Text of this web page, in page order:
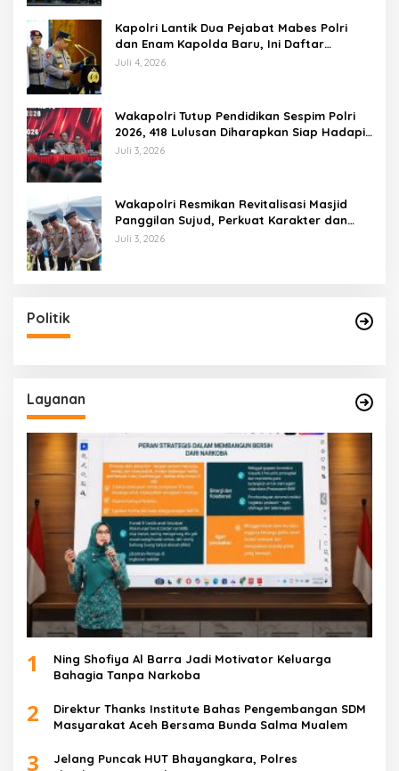
Kapolri Lantik Dua Pejabat Mabes Polri
dan Enam Kapolda Baru, Ini Daftar
Lengkapnya
Juli 4, 2026
Wakapolri Tutup Pendidikan Sespim Polri
2026, 418 Lulusan Diharapkan Siap Hadapi
Tantangan Era Digital
Juli 3, 2026
Wakapolri Resmikan Revitalisasi Masjid
Panggilan Sujud, Perkuat Karakter dan
Kepemimpinan Polri
Juli 3, 2026
Politik
Layanan
1
Ning Shofiya Al Barra Jadi Motivator Keluarga
Bahagia Tanpa Narkoba
2
Direktur Thanks Institute Bahas Pengembangan SDM
Masyarakat Aceh Bersama Bunda Salma Mualem
3
Jelang Puncak HUT Bhayangkara, Polres